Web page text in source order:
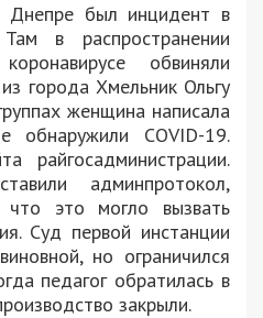
Днепре был инцидент в
в распространении
обвиняли
города Хмельник Ольгу
женщина написала
COVID-19.
райгосадминистрации.
админпротокол,
это могло вызвать
Суд первой инстанции
но ограничился
педагог обратилась в
закрыли.